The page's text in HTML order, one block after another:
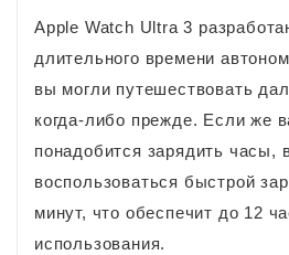
Apple Watch Ultra 3
длительного времени
вы могли путешествовать
когда-либо прежде. Если же
понадобится зарядить часы,
воспользоваться быстрой
минут, что обеспечит до 12
использования.